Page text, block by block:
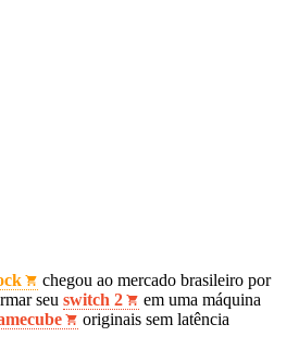
chegou ao mercado brasileiro por
seu switch 2
em uma máquina
originais sem latência